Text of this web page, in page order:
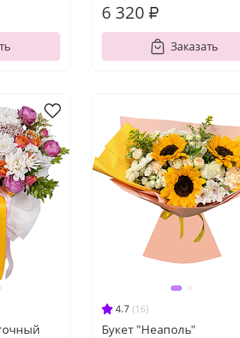
6 320 ₽
Заказать
4.7 (16)
Букет "Неаполь"